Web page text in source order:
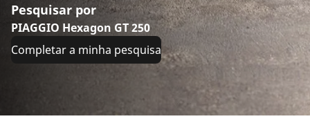
Pesquisar por
PIAGGIO Hexagon GT 250
Completar a minha pesquisa